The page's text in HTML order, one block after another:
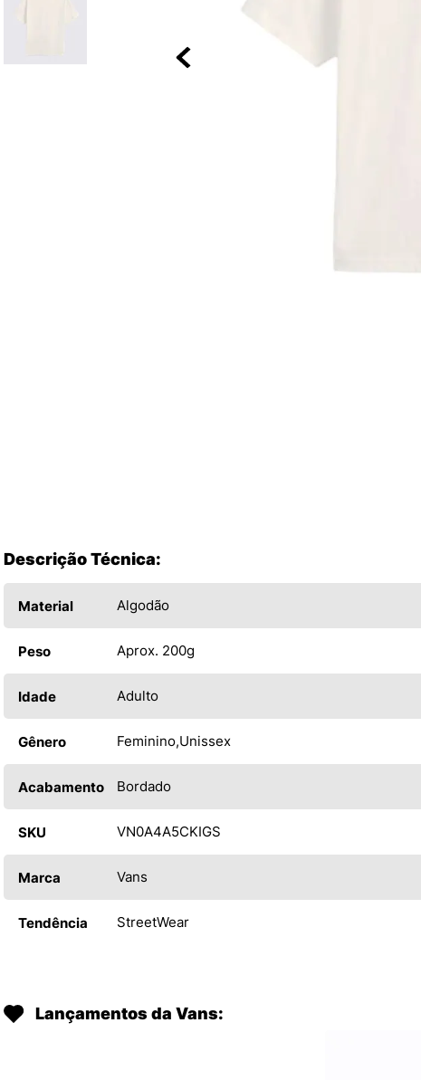
Descrição Técnica:
Material Algodão
Peso Aprox. 200g
Idade Adulto
Gênero Feminino Unissex
Acabamento Bordado
SKU VN0A4A5CKIGS
Marca Vans
Tendência StreetWear
Lançamentos da Vans: